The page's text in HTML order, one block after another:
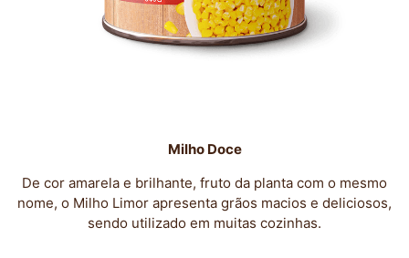
Milho Doce
De cor amarela e brilhante, fruto da planta com o mesmo
nome, o Milho Limor apresenta grãos macios e deliciosos,
sendo utilizado em muitas cozinhas.